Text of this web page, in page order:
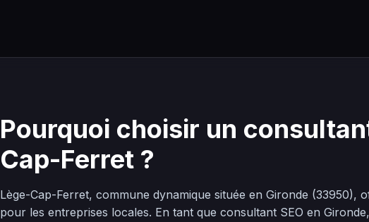
Pourquoi choisir un
Cap-Ferret ?
Lège-Cap-Ferret, commune dynamique située en Gironde (33950),
pour les entreprises locales. En tant que consultant SEO en